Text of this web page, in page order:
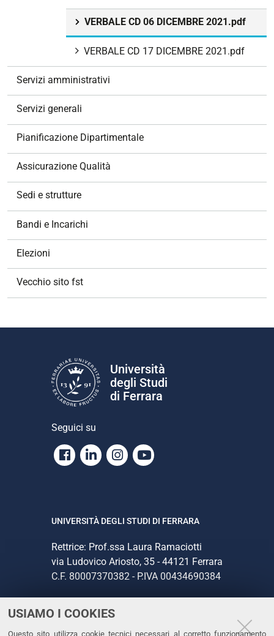
USIAMO I COOKIES
Questo sito utilizza cookie tecnici necessari al corretto funzionamento
VERBALE CD 06 DICEMBRE 2021.pdf
VERBALE CD 17 DICEMBRE 2021.pdf
Servizi amministrativi
Servizi generali
Pianificazione Dipartimentale
Assicurazione Qualità
Sedi e strutture
Bandi e Incarichi
Elezioni
Vecchio sito fst
Università
degli Studi
di Ferrara
Seguici su
Facebook
LinkedinInstagram
Youtube
UNIVERSITÀ DEGLI STUDI DI FERRARA
Rettrice: Prof.ssa Laura Ramaciotti
via Ludovico Ariosto, 35 - 44121 Ferrara
C.F. 80007370382 - P.IVA 00434690384
CONTATTI